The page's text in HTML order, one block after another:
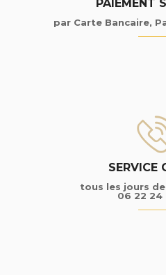
PAIEMENT
par Carte Bancaire,
SERVICE
tous les jours de
06 22 24